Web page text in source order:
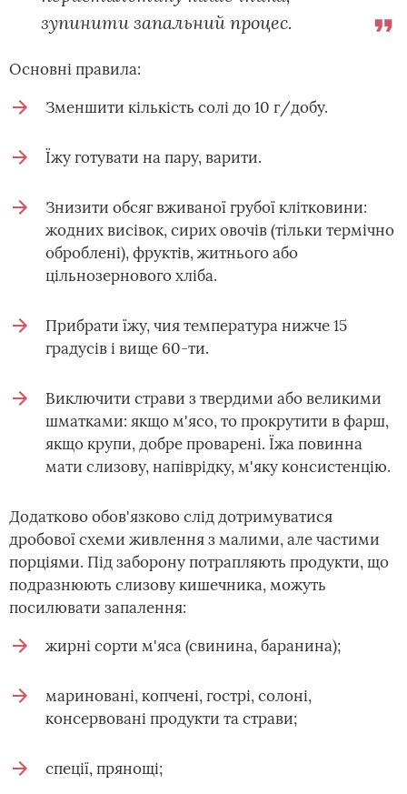
зупинити запальний процес.
Основні правила:
Зменшити кількість солі до 10 г/добу.
Їжу готувати на пару, варити.
Знизити обсяг вживаної грубої клітковини:
жодних висівок, сирих овочів (тільки термічно
оброблені), фруктів, житнього або
цільнозернового хліба.
Прибрати їжу, чия температура нижче 15
градусів і вище 60-ти.
Виключити страви з твердими або великими
шматками: якщо м'ясо, то прокрутити в фарш,
якщо крупи, добре проварені. Їжа повинна
мати слизову, напіврідку, м'яку консистенцію.
Додатково обов'язково слід дотримуватися
дробової схеми живлення з малими, але частими
порціями. Під заборону потрапляють продукти, що
подразнюють слизову кишечника, можуть
посилювати запалення:
жирні сорти м'яса (свинина, баранина);
мариновані, копчені, гострі, солоні,
консервовані продукти та страви;
спеції, прянощі;